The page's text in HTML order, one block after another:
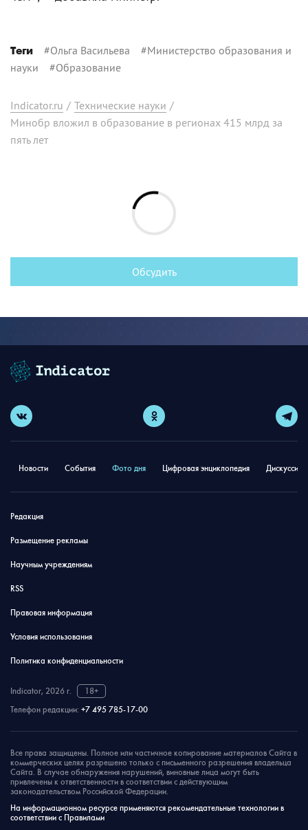
Теги #Ольга Васильева #Министерство образования и
науки #Образование
Indicator.ru / Технические науки /
Минобр вложил в образование в регионах 415 млрд за
пять лет
Обсудить
Новости События Фото дня Цифровая энциклопедия
Редакция
Размещение рекламы
Научным учреждениям
RSS
Правовая информация
Условия использования
Политика конфиденциальности
Indicator, 2026 г.
18+
Телефон редакции: +7 495 785-17-00
Все права защищены. Полное или частичное копирование материалов Сайта в
коммерческих целях разрешено только с письменного разрешения владельца
Сайта. В случае обнаружения нарушений, виновные лица могут быть
привлечены к ответственности в соответствии с действующим
законодательством Российской Федерации.
На информационном ресурсе применяются рекомендательные технологии в
соответствии с Правилами